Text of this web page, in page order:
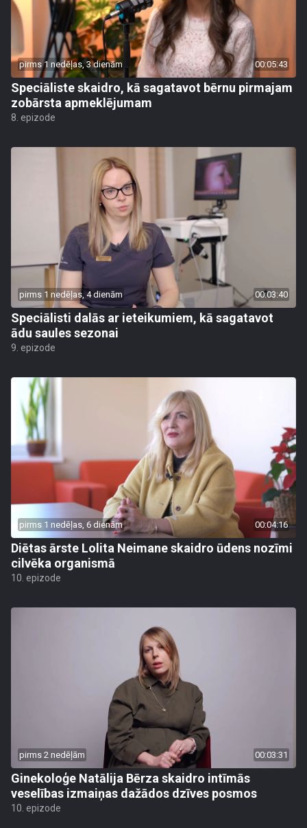
pirms 1 nedēļas, 3 dienām 00:05:43
Speciāliste skaidro, kā sagatavot bērnu pirmajam
zobārsta apmeklējumam
8. epizode
pirms 1 nedēļas, 4 dienām 00:03:40
Speciālisti dalās ar ieteikumiem, kā sagatavot
ādu saules sezonai
9. epizode
pirms 1 nedēļas, 6 dienām 00:04:16
Diētas ārste Lolita Neimane skaidro ūdens nozīmi
cilvēka organismā
10. epizode
pirms 2 nedēļām 00:03:31
Ginekoloģe Natālija Bērza skaidro intīmās
veselības izmaiņas dažādos dzīves posmos
10. epizode